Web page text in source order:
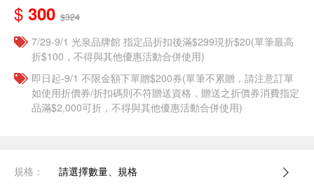
$ 300 $324
7/29-9/1 光泉品牌館 指定品折扣後滿$299現折$20(單筆最高
折$100，不得與其他優惠活動合併使用)
即日起-9/1 不限金額下單贈$200券(單筆不累贈，請注意訂單
如使用折價券/折扣碼則不符贈送資格，贈送之折價券消費指定
品滿$2,000可折，不得與其他優惠活動合併使用)
規格： 請選擇數量、規格